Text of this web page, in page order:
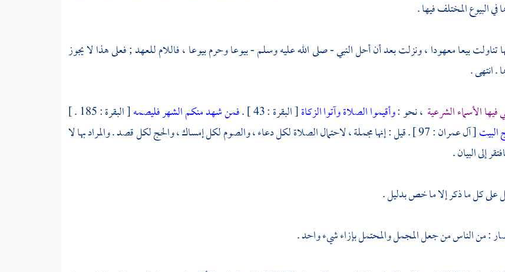
البيوع المختلف فيها .
تناولت بيعا معهودا ، ونزلت بعد أن أحل النبي - صلى الله عليه وسلم - بيوعا وحرم بيوعا ، فاللام للعهد ; فعلى هذا لا يجوز
. انتهى .
فيها الأسماء الشرعية ، نحو :وأقيموا الصلاة وآتوا الزكاة[ البقرة : 43 ] . فمن شهد منكم الشهر فليصمه[ البقرة : 185 . ]
البيت
[ آل عمران : 97 ] . قيل : إنها مجملة ، لاحتمال الصلاة لكل دعاء ، والصوم لكل إمساك ، والحج لكل قصد . والمراد بها لا
إلى البيان .
على كل ما ذكر إلا ما خص بدليل .
: من الناس من جعل المجمل والمحتمل بإزاء شيء واحد .